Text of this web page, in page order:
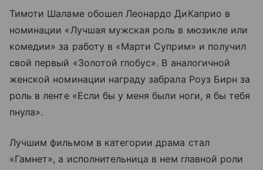
Тимоти Шаламе обошел Леонардо ДиКаприо в
номинации «Лучшая мужская роль в мюзикле или
комедии» за работу в «Марти Суприм» и получил
свой первый «Золотой глобус». В аналогичной
женской номинации награду забрала Роуз Бирн за
роль в ленте «Если бы у меня были ноги, я бы тебя
пнула».
Лучшим фильмом в категории драма стал
«Гамнет», а исполнительница в нем главной роли